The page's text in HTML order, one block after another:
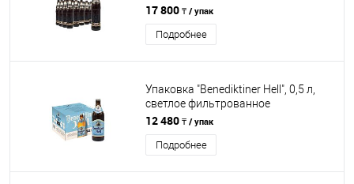
фильтрованное пастеризованное,
20 бут
17 800 ₸ / упак
Подробнее
Упаковка "Benediktiner Hell", 0,5 л,
светлое фильтрованное
непастеризованное, 12 бут
12 480 ₸ / упак
Подробнее